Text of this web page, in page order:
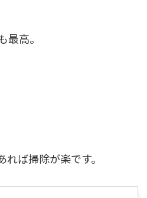
最高。
ば掃除が楽です。